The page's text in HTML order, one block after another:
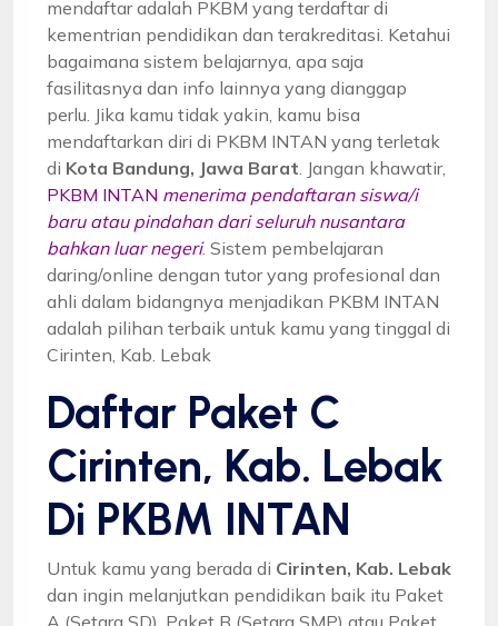
mendaftar adalah PKBM yang terdaftar di
kementrian pendidikan dan terakreditasi. Ketahui
bagaimana sistem belajarnya, apa saja
fasilitasnya dan info lainnya yang dianggap
perlu. Jika kamu tidak yakin, kamu bisa
mendaftarkan diri di PKBM INTAN yang terletak
di Kota Bandung, Jawa Barat . Jangan khawatir,
PKBM INTAN menerima pendaftaran siswa/i
baru atau pindahan dari seluruh nusantara
bahkan luar negeri. Sistem pembelajaran
daring/online dengan tutor yang profesional dan
ahli dalam bidangnya menjadikan PKBM INTAN
adalah pilihan terbaik untuk kamu yang tinggal di
Cirinten, Kab. Lebak
Daftar Paket C
Cirinten, Kab. Lebak
Di PKBM INTAN
Untuk kamu yang berada di Cirinten, Kab. Lebak
dan ingin melanjutkan pendidikan baik itu Paket
A (Setara SD), Paket B (Setara SMP) atau Paket